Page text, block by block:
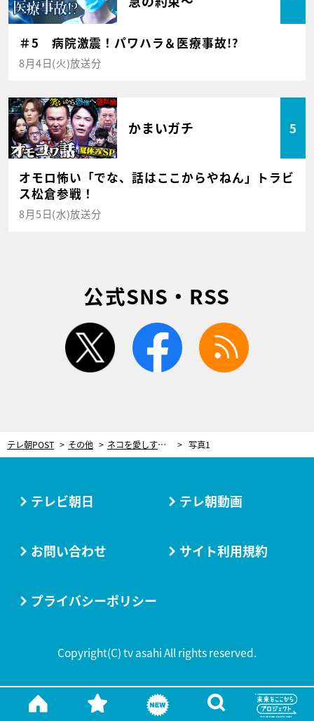
＃5 病院激震！パワハラ＆医療事故!?
8月4日(火)放送分
かまいガチ 5
オモロ怖い「でな、話はここからやねん」トラビ
ス松倉参戦！
8月5日(水)放送分
公式SNS・RSS
twitter facebook
テレ朝POST その他 ネコを愛しすぎて365日愛情表現が止まらない女の子！スタジオも思わず笑顔になる“最強コラボ” 写真1
テレビ朝日 テレ朝動画
お問い合わせ サイト利用規約
プライバシーポリシー
Copyright(C) tv asahi All rights reserved.